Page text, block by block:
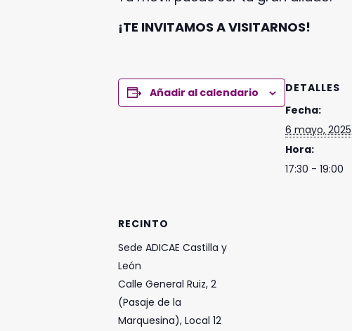
¡TE INVITAMOS A VISITARNOS!
Añadir al calendario
DETALLES
Fecha:
6 mayo, 2025
Hora:
17:30 - 19:00
RECINTO
Sede ADICAE Castilla y
León
Calle General Ruiz, 2
(Pasaje de la
Marquesina), Local 12